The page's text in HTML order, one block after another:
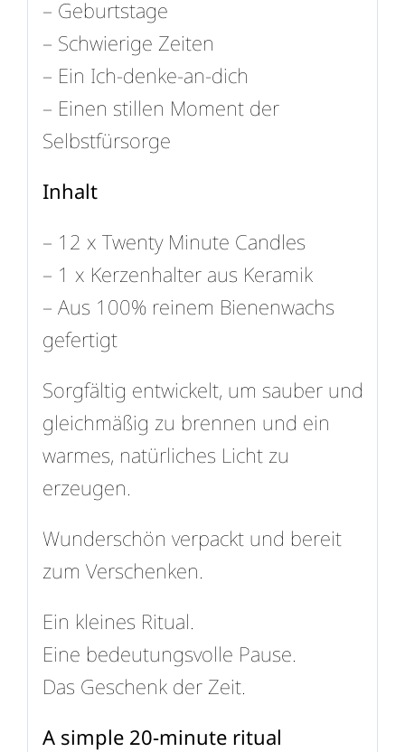
– Geburtstage
– Schwierige Zeiten
– Ein Ich-denke-an-dich
– Einen stillen Moment der
Selbstfürsorge
Inhalt
– 12 x Twenty Minute Candles
– 1 x Kerzenhalter aus Keramik
– Aus 100% reinem Bienenwachs
gefertigt
Sorgfältig entwickelt, um sauber und
gleichmäßig zu brennen und ein
warmes, natürliches Licht zu
erzeugen.
Wunderschön verpackt und bereit
zum Verschenken.
Ein kleines Ritual.
Eine bedeutungsvolle Pause.
Das Geschenk der Zeit.
A simple 20-minute ritual